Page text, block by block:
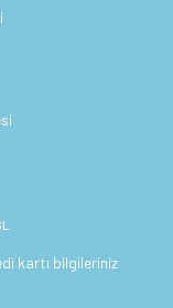
kartı bilgileriniz